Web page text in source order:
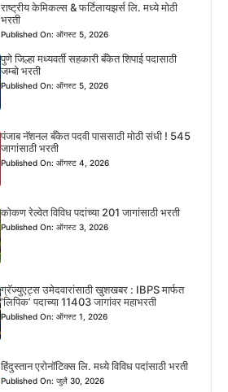
राष्ट्रीय केमिकल्स & फर्टिलायझर्स लि. मध्ये मोठी
भरती
Published On: ऑगस्ट 5, 2026
पुणे जिल्हा मध्यवर्ती सहकारी बँकेत शिपाई पदासाठी
जम्बो भरती
Published On: ऑगस्ट 5, 2026
पंजाब नॅशनल बँकेत पदवी पाससाठी मोठी संधी ! 545
जागांसाठी भरती
Published On: ऑगस्ट 4, 2026
कोकण रेल्वेत विविध पदांच्या 201 जागांसाठी भरती
Published On: ऑगस्ट 3, 2026
ग्रॅज्युएट्स उमेदवारांसाठी खुशखबर : IBPS मार्फत
‘लिपिक’ पदाच्या 11403 जागांवर महाभरती
Published On: ऑगस्ट 1, 2026
हिंदुस्तान एरोनॉटिक्स लि. मध्ये विविध पदांसाठी भरती
Published On: जुलै 30, 2026